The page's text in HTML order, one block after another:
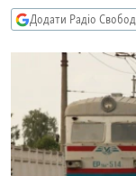
пошуку
УКРАЇНА
ТИ ЯК?
СХЕМИ
МУЛЬТИМЕДІА
ФОТО
Додати Радіо